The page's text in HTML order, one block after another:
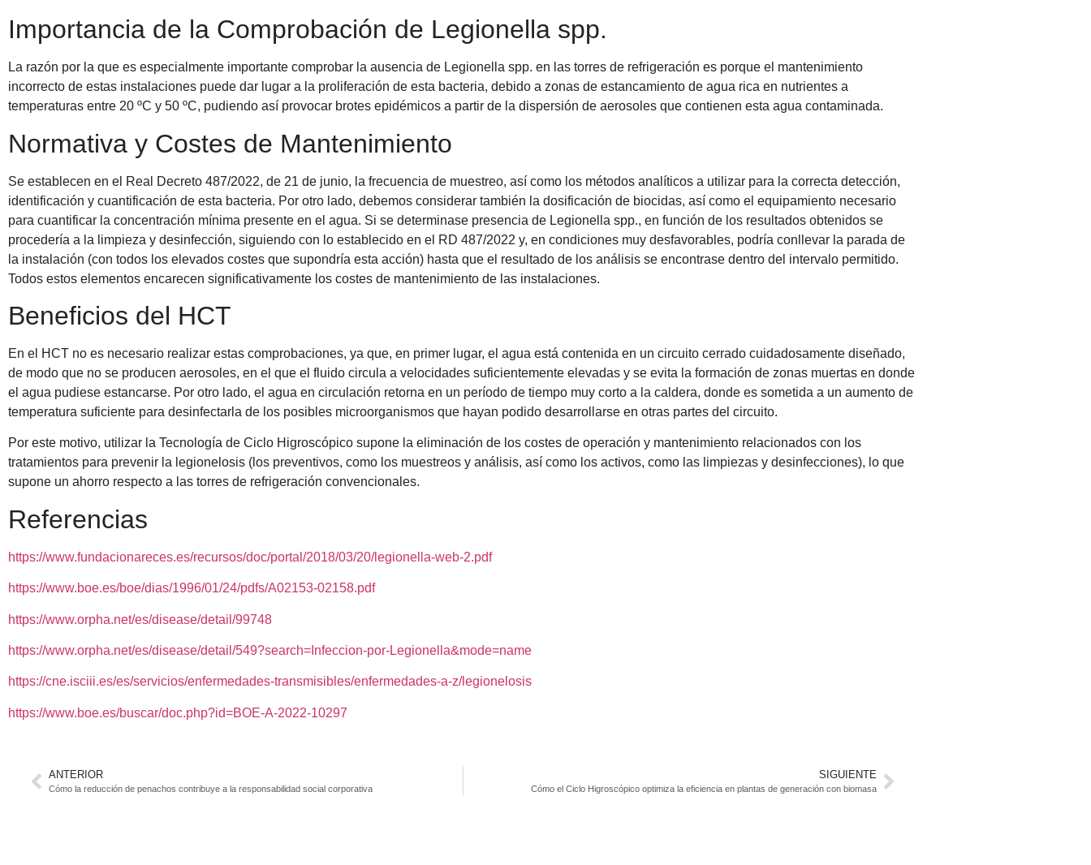
Importancia de la Comprobación de Legionella spp.
La razón por la que es especialmente importante comprobar la ausencia de Legionella spp. en las torres de refrigeración es porque el mantenimiento
incorrecto de estas instalaciones puede dar lugar a la proliferación de esta bacteria, debido a zonas de estancamiento de agua rica en nutrientes a
temperaturas entre 20 ºC y 50 ºC, pudiendo así provocar brotes epidémicos a partir de la dispersión de aerosoles que contienen esta agua contaminada.
Normativa y Costes de Mantenimiento
Se establecen en el Real Decreto 487/2022, de 21 de junio, la frecuencia de muestreo, así como los métodos analíticos a utilizar para la correcta detección,
identificación y cuantificación de esta bacteria. Por otro lado, debemos considerar también la dosificación de biocidas, así como el equipamiento necesario
para cuantificar la concentración mínima presente en el agua. Si se determinase presencia de Legionella spp., en función de los resultados obtenidos se
procedería a la limpieza y desinfección, siguiendo con lo establecido en el RD 487/2022 y, en condiciones muy desfavorables, podría conllevar la parada de
la instalación (con todos los elevados costes que supondría esta acción) hasta que el resultado de los análisis se encontrase dentro del intervalo permitido.
Todos estos elementos encarecen significativamente los costes de mantenimiento de las instalaciones.
Beneficios del HCT
En el HCT no es necesario realizar estas comprobaciones, ya que, en primer lugar, el agua está contenida en un circuito cerrado cuidadosamente diseñado,
de modo que no se producen aerosoles, en el que el fluido circula a velocidades suficientemente elevadas y se evita la formación de zonas muertas en donde
el agua pudiese estancarse. Por otro lado, el agua en circulación retorna en un período de tiempo muy corto a la caldera, donde es sometida a un aumento de
temperatura suficiente para desinfectarla de los posibles microorganismos que hayan podido desarrollarse en otras partes del circuito.
Por este motivo, utilizar la Tecnología de Ciclo Higroscópico supone la eliminación de los costes de operación y mantenimiento relacionados con los
tratamientos para prevenir la legionelosis (los preventivos, como los muestreos y análisis, así como los activos, como las limpiezas y desinfecciones), lo que
supone un ahorro respecto a las torres de refrigeración convencionales.
Referencias
https://www.fundacionareces.es/recursos/doc/portal/2018/03/20/legionella-web-2.pdf
https://www.boe.es/boe/dias/1996/01/24/pdfs/A02153-02158.pdf
https://www.orpha.net/es/disease/detail/99748
https://www.orpha.net/es/disease/detail/549?search=Infeccion-por-Legionella&mode=name
https://cne.isciii.es/es/servicios/enfermedades-transmisibles/enfermedades-a-z/legionelosis
https://www.boe.es/buscar/doc.php?id=BOE-A-2022-10297
ANTERIOR
Cómo la reducción de penachos contribuye a la responsabilidad social corporativa
SIGUIENTE
Cómo el Ciclo Higroscópico optimiza la eficiencia en plantas de generación con biomasa